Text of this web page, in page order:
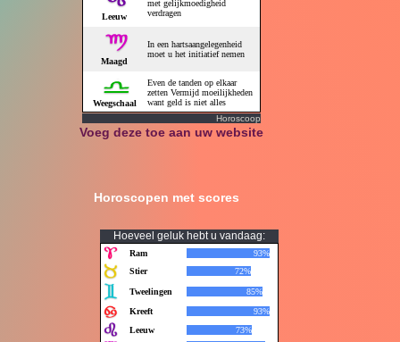
Horoscoop
Voeg deze toe aan uw website
Horoscopen met scores
Hoeveel geluk hebt u vandaag: